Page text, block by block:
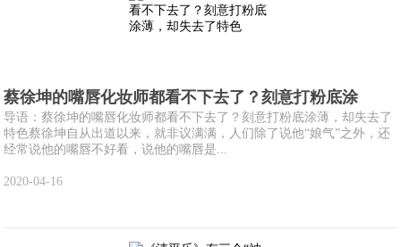
蔡徐坤的嘴唇化妆师都看不下去了？刻意打粉底涂
导语：蔡徐坤的嘴唇化妆师都看不下去了？刻意打粉底涂薄，却失去了
特色蔡徐坤自从出道以来，就非议满满，人们除了说他“娘气”之外，还
经常说他的嘴唇不好看，说他的嘴唇是...
2020-04-16